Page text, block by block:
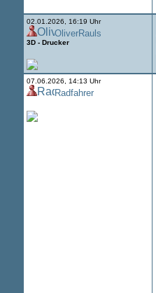
02.01.2026, 16:19 Uhr
OliverRauls
3D - Drucker
07.06.2026, 14:13 Uhr
Radfahrer